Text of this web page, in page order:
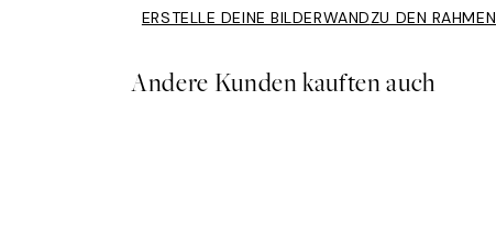
ERSTELLE DEINE BILDERWANDZU DEN RAHMEN
Andere Kunden kauften auch